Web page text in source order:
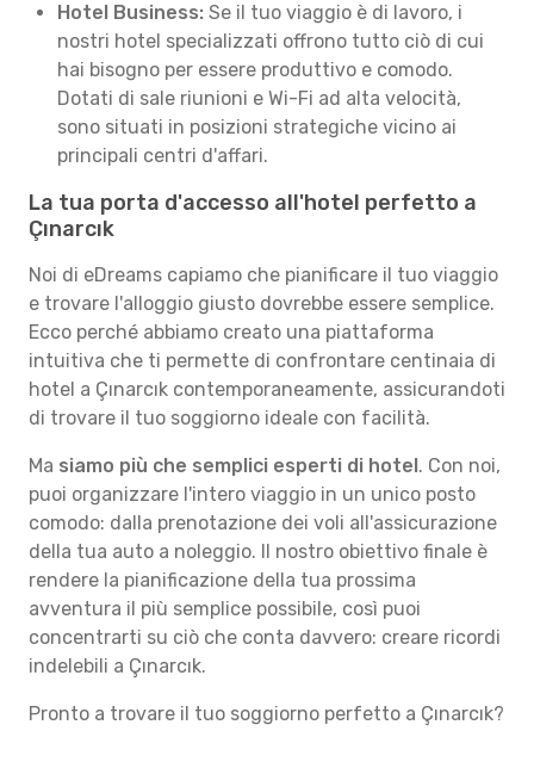
Hotel Business: Se il tuo viaggio è di lavoro, i
nostri hotel specializzati offrono tutto ciò di cui
hai bisogno per essere produttivo e comodo.
Dotati di sale riunioni e Wi-Fi ad alta velocità,
sono situati in posizioni strategiche vicino ai
principali centri d'affari.
La tua porta d'accesso all'hotel perfetto a
Çınarcık
Noi di eDreams capiamo che pianificare il tuo viaggio
e trovare l'alloggio giusto dovrebbe essere semplice.
Ecco perché abbiamo creato una piattaforma
intuitiva che ti permette di confrontare centinaia di
hotel a Çınarcık contemporaneamente, assicurandoti
di trovare il tuo soggiorno ideale con facilità.
Ma siamo più che semplici esperti di hotel. Con noi,
puoi organizzare l'intero viaggio in un unico posto
comodo: dalla prenotazione dei voli all'assicurazione
della tua auto a noleggio. Il nostro obiettivo finale è
rendere la pianificazione della tua prossima
avventura il più semplice possibile, così puoi
concentrarti su ciò che conta davvero: creare ricordi
indelebili a Çınarcık.
Pronto a trovare il tuo soggiorno perfetto a Çınarcık?